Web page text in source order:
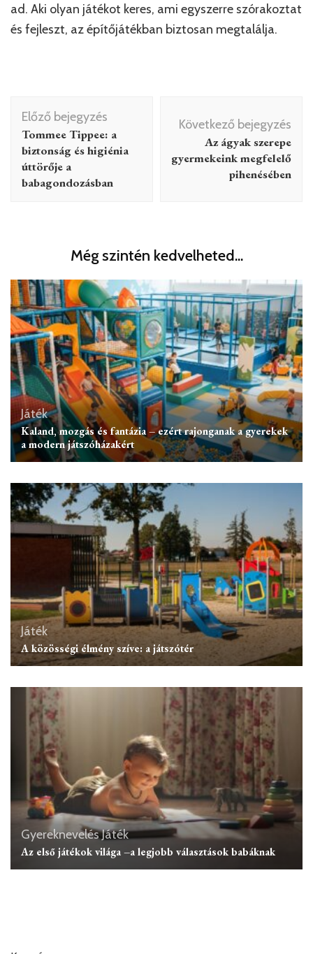
ad. Aki olyan játékot keres, ami egyszerre szórakoztat
és fejleszt, az építőjátékban biztosan megtalálja.
Bejegyzés
navigáció
Előző bejegyzés
Tommee Tippee: a
biztonság és higiénia
úttörője a
babagondozásban
Következő bejegyzés
Az ágyak szerepe
gyermekeink megfelelő
pihenésében
Még szintén kedvelheted...
Játék
Kaland, mozgás és fantázia – ezért rajonganak a gyerekek
a modern játszóházakért
Játék
A közösségi élmény szíve: a játszótér
GyereknevelésJáték
Az első játékok világa –a legjobb választások babáknak